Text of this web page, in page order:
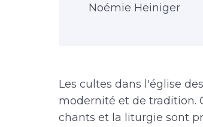
Noémie Heiniger
Les cultes dans l'église
modernité et de tradition.
chants et la liturgie sont